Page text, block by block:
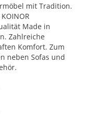
mit Tradition.
Made in
Zahlreiche
Komfort. Zum
neben Sofas und